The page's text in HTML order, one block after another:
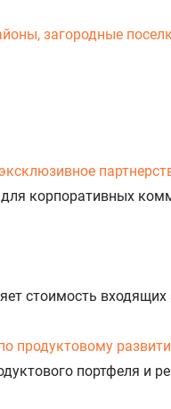
загородные
корпоративных
стоимость
продуктовому
портфеля